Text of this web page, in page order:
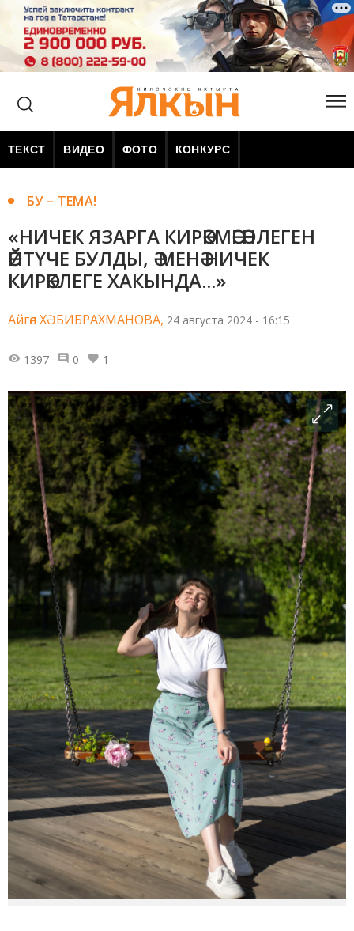
ТЕКСТ ВИДЕО ФОТО КОНКУРС
БУ – ТЕМА!
«НИЧЕК ЯЗАРГА КИРӘКМӘГӘНЛЕГЕН
ӘЙТҮЧЕ БУЛДЫ, Ә МЕНӘ НИЧЕК
КИРӘКЛЕГЕ ХАКЫНДА...»
Айгөл ХӘБИБРАХМАНОВА, 24 августа 2024 - 16:15
1397 0 1